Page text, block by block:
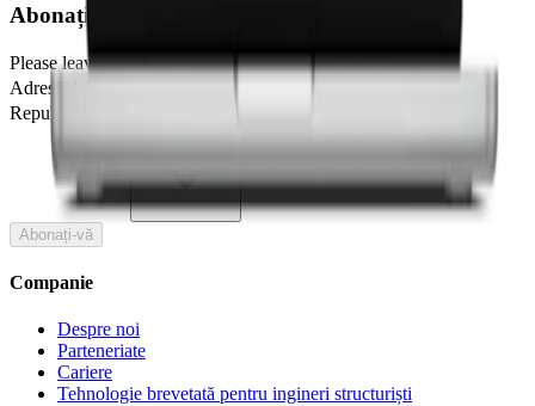
Abonați-vă la newsletter-ul nostru
Please leave this field blank
Adresă de e-mail
Republica Cehă
Abonați-vă
Companie
Despre noi
Parteneriate
Cariere
Tehnologie brevetată pentru ingineri structuriști